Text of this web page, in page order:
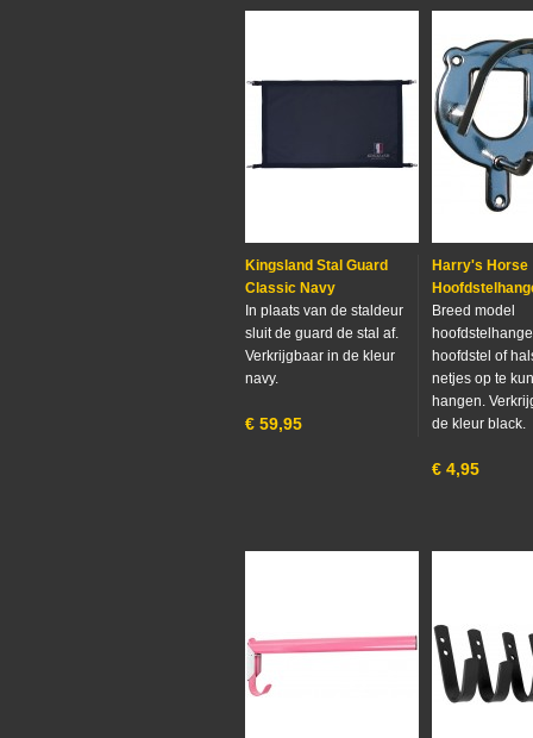
Kingsland Stal Guard
Classic Navy
In plaats van de staldeur
sluit de guard de stal af.
Verkrijgbaar in de kleur
navy.
€ 59,95
Harry's Horse
Breed model
hoofdstel of
netjes op te
hangen.
de kleur black.
€ 4,95